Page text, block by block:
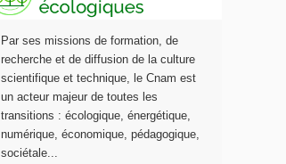
Par ses missions de formation, de
recherche et de diffusion de la culture
scientifique et technique, le Cnam est
un acteur majeur de toutes les
transitions : écologique, énergétique,
numérique, économique, pédagogique,
sociétale...